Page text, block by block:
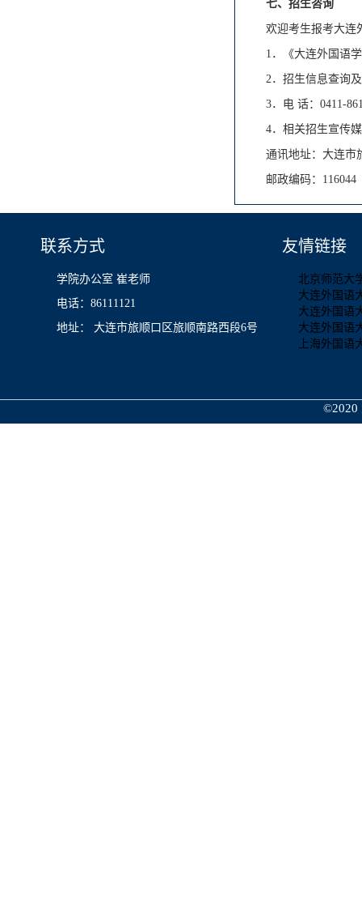
七、招生咨询
欢迎考生报考大连
1．《大连外国语
2．招生信息查询
3．电 话：0411-
4．相关招生宣传
通讯地址：大连市
邮政编码：116044
联系方式
学院办公室 崔老师
电话：86111121
地址： 大连市旅顺口区旅顺南路西段6号
友情链接
北京师范大
大连外国语
大连外国语
大连外国语
上海外国语
©2020